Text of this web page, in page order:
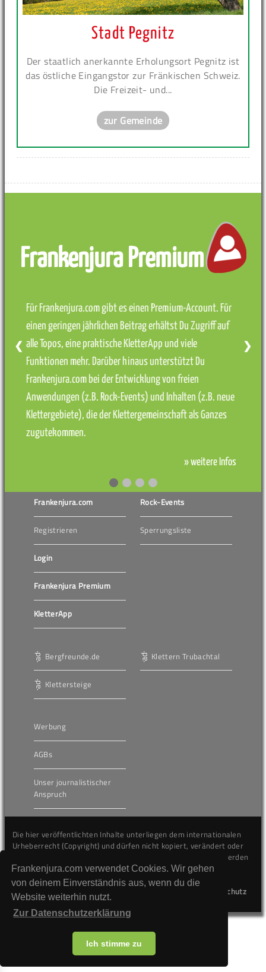
Frankenjura.com verwendet Cookies. Wir gehen
von deinem Einverständnis aus, wenn du die
Website weiterhin nutzt.
Zur Datenschutzerklärung
Ich stimme zu
Stadt Pegnitz
Der staatlich anerkannte Erholungsort Pegnitz ist
das östliche Eingangstor zur Fränkischen Schweiz.
Die Freizeit- und...
zur Gemeinde
Frankenjura Premium
Für Frankenjura.com gibt es einen Premium-Account. Für
einen geringen jährlichen Beitrag erhältst Du Zugriff auf
alle Topos, eine praktische KletterApp und viele
Funktionen mehr. Darüber hinaus unterstützt Du
Frankenjura.com bei der Entwicklung von freien
Anwendungen (z.B. Rock-Events) und Inhalten (z.B. neue
Klettergebiete), die der Klettergemeinschaft als Ganzes
zugutekommen.
» weitere Infos
❮ ❯
Frankenjura.com
Registrieren
Login
Frankenjura Premium
KletterApp
Rock-Events
Sperrungsliste
Bergfreunde.de
Klettersteige
Klettern Trubachtal
Werbung
AGBs
Unser journalistischer
Anspruch
Die hier veröffentlichten Inhalte unterliegen dem internationalen
Urheberrecht (Copyright) und dürfen nicht kopiert, verändert oder
unverändert wiederveröffentlicht werden. Gegen Verstöße werden
wir auf juristischem Wege vorgehen.
Kontakt
Datenschutz